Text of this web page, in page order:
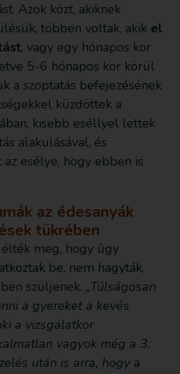
Azok közt, akiknek
többen voltak, akik el
, vagy egy hónapos kor
5-6 hónapos kor körül
a szoptatás befejezésének
küzdöttek a
kisebb eséllyel lettek
alakulásával, és
esélye, hogy ebben is
az édesanyák
tükrében
meg, hogy úgy
be, nem hagyták,
szüljenek. „Túlságosan
a gyereket a kevés
a vizsgálatkor
vagyok még a 3.
után is arra, hogy a